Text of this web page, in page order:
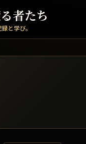
者たち
と学び。